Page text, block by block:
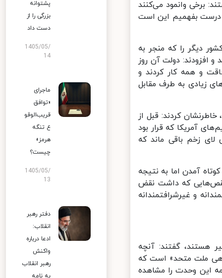
برخی وانمود می‌کنند
بفهمیم این است
و چند کشور دیگر را که منجر به
افزودند: دولت آن روز
و همه کار کردند و
زیادی به طرف مقابل
کردند: قبل از
آمریکا که قرار بود
زخم باقی ماند که
آمدن اما به نتیجه
که داشت نقض
و غیرشرافتمندانه
هستند، گفتند: آنچه
ملت متحد» است که
نیز همه این وحدت را مشاهده
پشتوانه
بزرگی را از
دست داد
1405/05/
14
ماجرای
«توافق
قریب‌الوقو
ع تنگه
هرمز»
چیست؟
1405/05/
13
دفتر رهبر
انقلاب:
ادعا درباره
واکنش
رهبر انقلاب
به نامه